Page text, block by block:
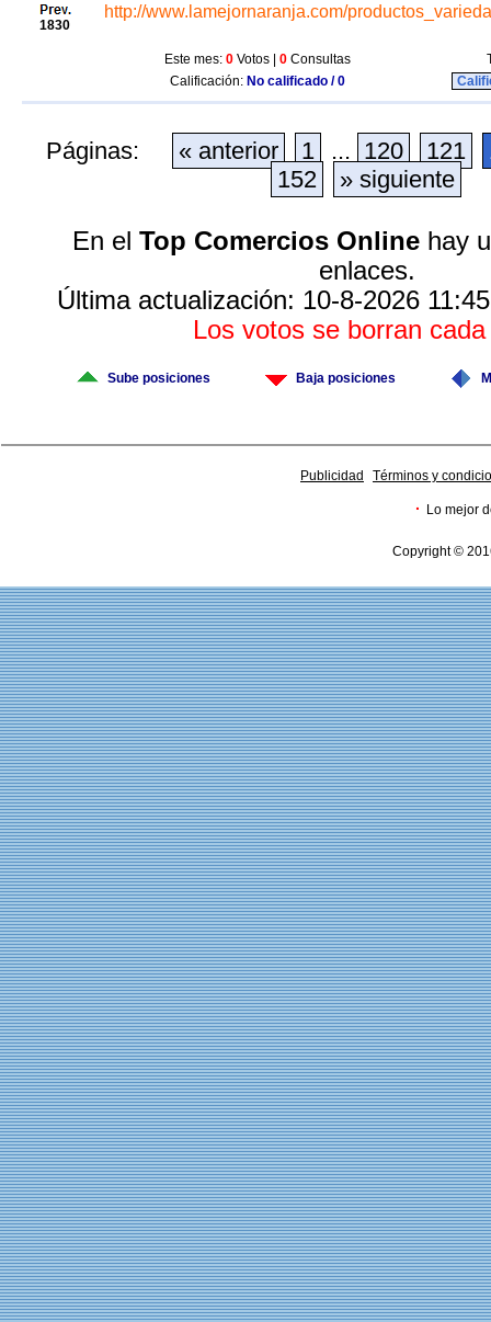
1830
http://www.lamejornaranja.com/
Este mes: 0 Votos | 0 Consultas
Calificación: No calificado / 0
Páginas: « anterior 1 ... 120 121
152
» siguiente
En el Top Comercios Onlinehay
enlaces.
Última actualización: 10-8-2026
Los votos se borran
Sube posiciones Baja posiciones
Publicidad Términos y
· Lo mejor
Copyright ©